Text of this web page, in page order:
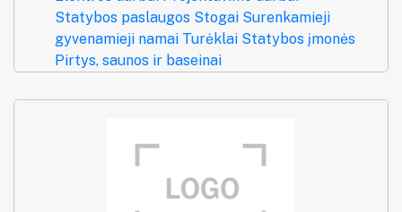
Statybos paslaugos Stogai Surenkamieji
gyvenamieji namai Turėklai Statybos įmonės
Pirtys, saunos ir baseinai